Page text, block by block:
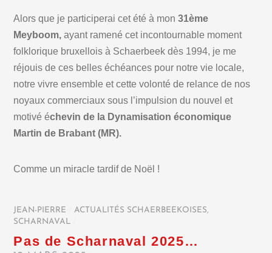
Alors que je participerai cet été à mon31ème
Meyboom, ayant ramené cet incontournable moment
folklorique bruxellois à Schaerbeek dès 1994, je me
réjouis de ces belles échéances pour notre vie locale,
notre vivre ensemble et cette volonté de relance de nos
noyaux commerciaux sous l’impulsion du nouvel et
motivé échevin de la Dynamisation économique
Martin de Brabant (MR).
Comme un miracle tardif de Noël !
JEAN-PIERRE ACTUALITÉS SCHAERBEEKOISES,
SCHARNAVAL
Pas de Scharnaval 2025…